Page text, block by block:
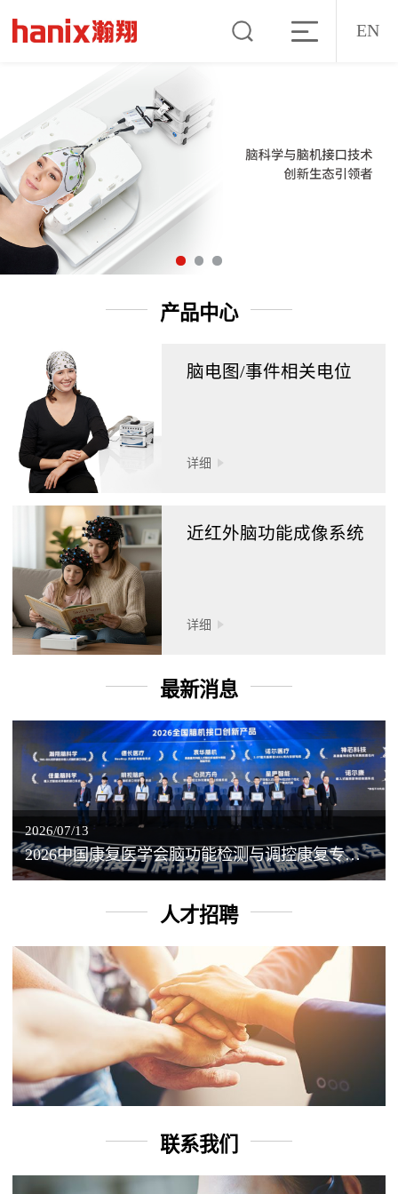
EN
产品中心
脑电图/事件相关电位
详细
近红外脑功能成像系统
详细
最新消息
2026/07/13
2026中国康复医学会脑功能检测与调控康复专业委员会学术年会丨脑客中国：脑机接口——EEG驱动TMS闭环调控工作坊
人才招聘
联系我们